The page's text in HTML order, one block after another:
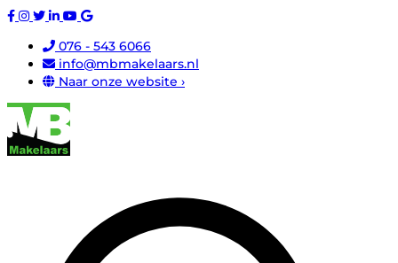
076 - 543 6066
info@mbmakelaars.nl
Naar onze website ›